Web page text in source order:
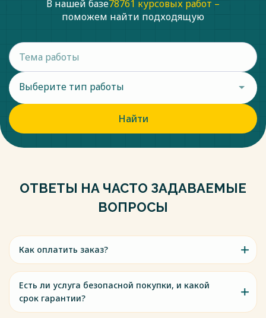
В нашей базе78761 курсовых работ –
поможем найти подходящую
Выберите тип работы
Найти
ОТВЕТЫ НА ЧАСТО ЗАДАВАЕМЫЕ
ВОПРОСЫ
Как оплатить заказ?
Есть ли услуга безопасной покупки, и какой
срок гарантии?